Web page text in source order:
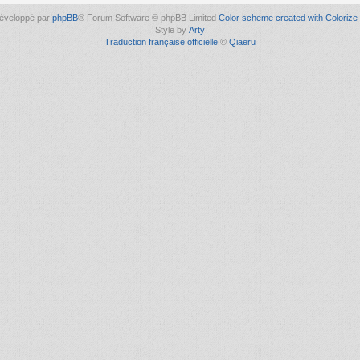
par phpBB® Forum Software © phpBB Limited Color scheme created with Colorize
Style by Arty
Traduction française officielle © Qiaeru